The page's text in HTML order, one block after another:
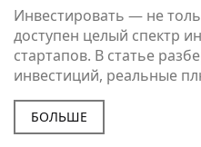
Инвестировать — не
доступен целый спектр
стартапов. В статье
инвестиций, реальные
варианта и, главное, как
инструмент именно для
словами: с примерами,
БОЛЬШЕ